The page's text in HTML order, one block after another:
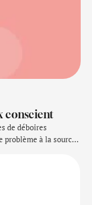
conscient
de déboires
problème à la source
limitantes.
…